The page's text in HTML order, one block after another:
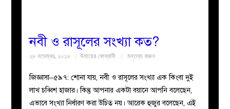
নারীদের
পাতা
ইসলাহী
নবী ও রাসূলের সংখ্যা কত?
২৮ নভেম্বর, ২০১৮ উমায়ের কোব্বাদী মন্তব্য করুন
জিজ্ঞাসা–৫৯৭: শোনা যায়, নবী ও রাসূলের সংখ্যা এক কিংবা দুই
লাখ চব্বিশ হাজার। কিন্তু আপনার একটা বয়ানে আপনি বলেছেন,
এভাবে সংখ্যা নির্ধারণ করা উচিত নয়। আরেক হুজুর বলেছেন, এই